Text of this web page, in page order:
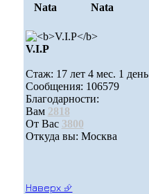
Nata Nata
V.I.Р
Стаж: 17 лет 4 мес. 1 день
Сообщения: 106579
Благодарности:
Вам 2818
От Вас 3800
Откуда вы: Москва
Наверх ⮵